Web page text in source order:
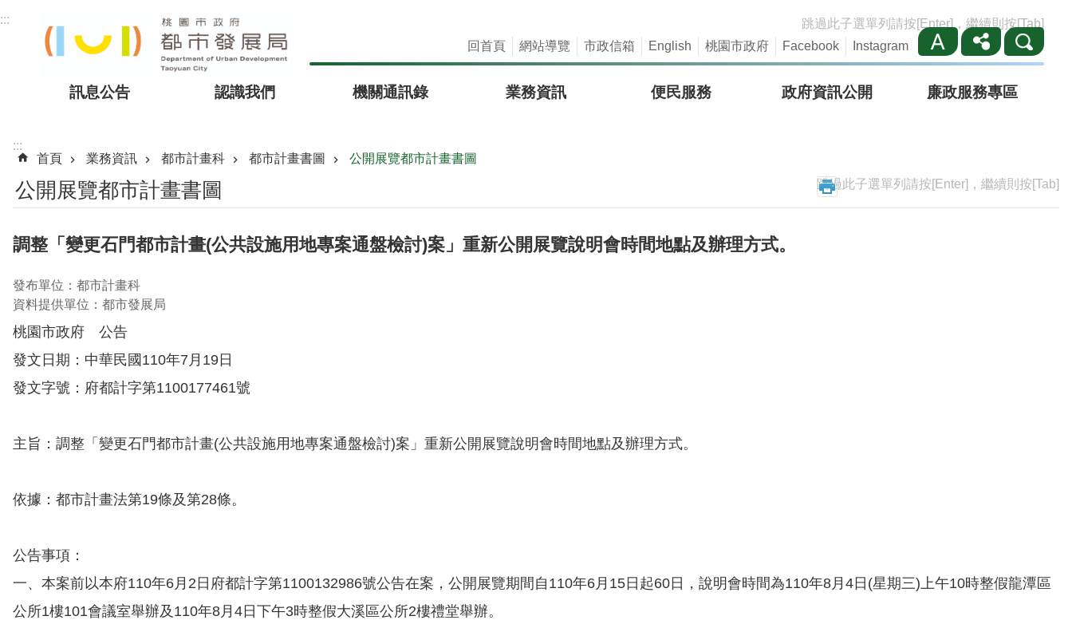
跳到主要內容區塊
:::
跳過此子選單列請按[Enter]，繼續則按[Tab]
回首頁
網站導覽 市政信箱 English 桃園市政府 Facebook Instagram
訊息公告 認識我們 機關通訊錄 業務資訊 便民服務 政府資訊公開 廉政服務專區
:::
首頁
業務資訊 都市計畫科 都市計畫書圖 公開展覽都市計畫書圖
公開展覽都市計畫書圖 跳過此子選單列請按[Enter]，繼續則按[Tab]
調整「變更石門都市計畫(公共設施用地專案通盤檢討)案」重新公開展覽說明會時間地點及辦理方式。
發布單位：都市計畫科
資料提供單位：都市發展局
桃園市政府 公告
發文日期：中華民國110年7月19日
發文字號：府都計字第1100177461號
主旨：調整「變更石門都市計畫(公共設施用地專案通盤檢討)案」重新公開展覽說明會時間地點及辦理方式。
依據：都市計畫法第19條及第28條。
公告事項：
一、本案前以本府​110年6月2日府都計字第​1100132986號公告在案，公開展覽期間自​110年6月15日起60日，說明會時間為​110年8月4日(星期三)上午10時整假龍潭區
公所1樓​​101會議室舉辦及​110年8月4日下午3時整假大溪區公所2樓禮堂舉辦。